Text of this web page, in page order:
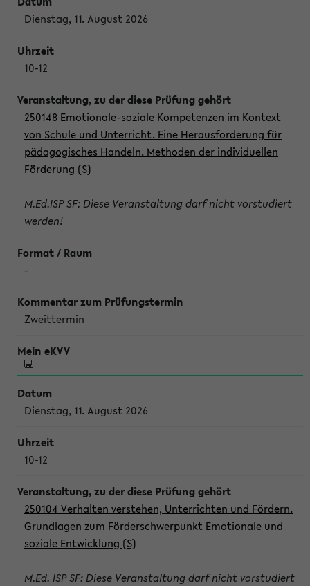
Dienstag, 11. August 2026
10-12
250148 Emotionale-soziale Kompetenzen im Kontext
von Schule und Unterricht. Eine Herausforderung für
pädagogisches Handeln. Methoden der individuellen
Förderung (S)
M.Ed.ISP SF: Diese Veranstaltung darf nicht vorstudiert
werden!
-
Zweittermin
Dienstag, 11. August 2026
10-12
250104 Verhalten verstehen, Unterrichten und Fördern.
Grundlagen zum Förderschwerpunkt Emotionale und
soziale Entwicklung (S)
M.Ed. ISP SF: Diese Veranstaltung darf nicht vorstudiert